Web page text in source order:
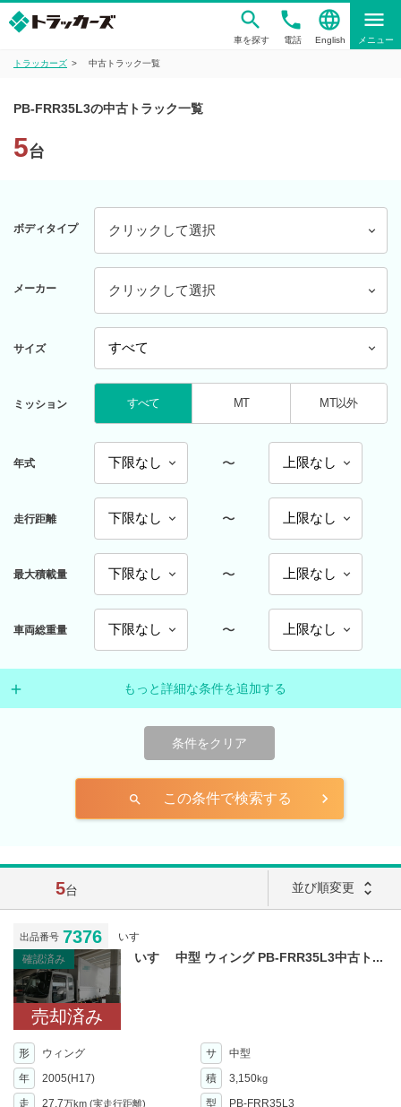
車を探す
phone
電話
language
English
menu
メニュー
トラッカーズ 中古トラック一覧
PB-FRR35L3の中古トラック一覧
5台
ボディタイプ クリックして選択
メーカー クリックして選択
サイズ
ミッション すべて MT MT以外
年式 〜
走行距離 〜
最大積載量 〜
車両総重量 〜
もっと詳細な条件を追加する
条件をクリア
search この条件で検索する
5台 並び順変更 unfold_more
出品番号 7376
いすゞ
確認済み
売却済み
いすゞ 中型 ウィング PB-FRR35L3中古ト...
形 ウィング サ
中型
年
2005(H17) 積 3,150kg
走 27.7万km (実走行距離) 型
PB-FRR35L3